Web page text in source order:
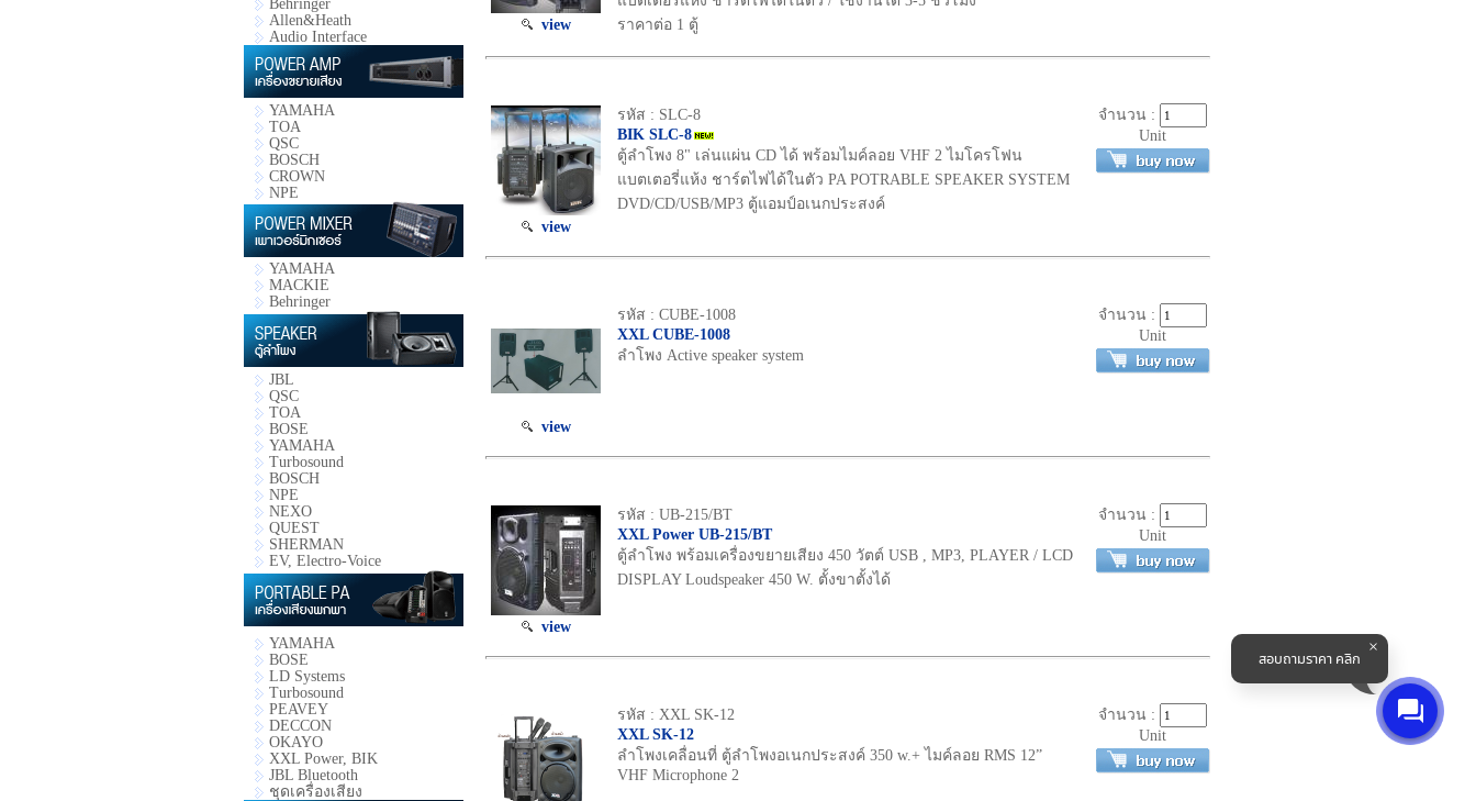
Behringer
Allen&Heath
Audio Interface
YAMAHA
TOA
QSC
BOSCH
CROWN
NPE
YAMAHA
MACKIE
Behringer
JBL
QSC
TOA
BOSE
YAMAHA
Turbosound
BOSCH
NPE
NEXO
QUEST
SHERMAN
EV, Electro-Voice
YAMAHA
BOSE
LD Systems
Turbosound
PEAVEY
DECCON
OKAYO
XXL Power, BIK
JBL Bluetooth
ชุดเครื่องเสียง
view
ราคาต่อ 1 ตู้
view
รหัส : SLC-8
BIK SLC-8
ตู้ลำโพง 8" เล่นแผ่น CD ได้ พร้อมไมค์ลอย VHF 2 ไมโครโฟน
แบตเตอรี่แห้ง ชาร์ตไฟได้ในตัว PA POTRABLE SPEAKER SYSTEM
DVD/CD/USB/MP3 ตู้แอมป์อเนกประสงค์
จำนวน :
Unit
view
รหัส : CUBE-1008
XXL CUBE-1008
ลำโพง Active speaker system
จำนวน :
Unit
view
รหัส : UB-215/BT
XXL Power UB-215/BT
ตู้ลำโพง พร้อมเครื่องขยายเสียง 450 วัตต์ USB , MP3, PLAYER / LCD
DISPLAY Loudspeaker 450 W. ตั้งขาตั้งได้
จำนวน :
Unit
รหัส : XXL SK-12
XXL SK-12
ลำโพงเคลื่อนที่ ตู้ลำโพงอเนกประสงค์ 350 w.+ ไมค์ลอย RMS 12”
VHF Microphone 2
จำนวน :
Unit
สอบถามราคา คลิก